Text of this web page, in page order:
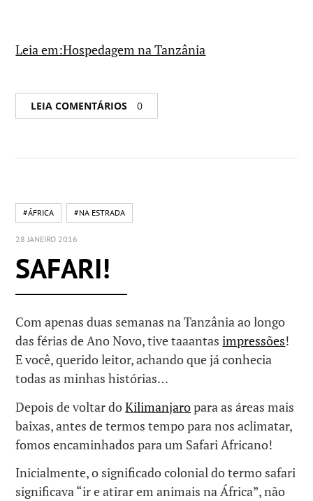
Leia em:Hospedagem na Tanzânia
LEIA COMENTÁRIOS 0
#ÁFRICA #NA ESTRADA
28 JANEIRO 2016
SAFARI!
Com apenas duas semanas na Tanzânia ao longo
das férias de Ano Novo, tive taaantasimpressões!
E você, querido leitor, achando que já conhecia
todas as minhas histórias…
Depois de voltar doKilimanjaropara as áreas mais
baixas, antes de termos tempo para nos aclimatar,
fomos encaminhados para um Safari Africano!
Inicialmente, o significado colonial do termo safari
significava “ir e atirar em animais na África”, não